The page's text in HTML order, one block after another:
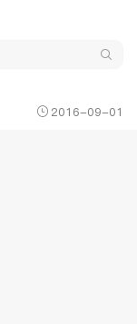
2016-09-01